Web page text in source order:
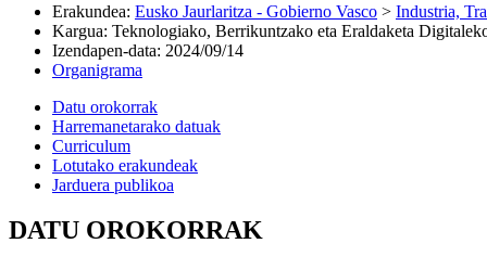
Erakundea: Eusko Jaurlaritza - Gobierno Vasco > Industria,
Kargua: Teknologiako, Berrikuntzako eta Eraldaketa
Izendapen-data: 2024/09/14
Organigrama
Datu orokorrak
Harremanetarako datuak
Curriculum
Lotutako erakundeak
Jarduera publikoa
DATU OROKORRAK